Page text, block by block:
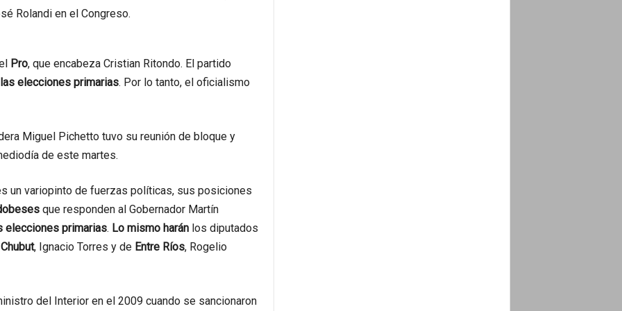
Rolandi en el Congreso.
Pro, que encabeza Cristian Ritondo. El partido
elecciones primarias. Por lo tanto, el oficialismo
Miguel Pichetto tuvo su reunión de bloque y
de este martes.
un variopinto de fuerzas políticas, sus posiciones
que responden al Gobernador Martín
elecciones primarias. Lo mismo haránlos diputados
, Ignacio Torres y de Entre Ríos, Rogelio
del Interior en el 2009 cuando se sancionaron